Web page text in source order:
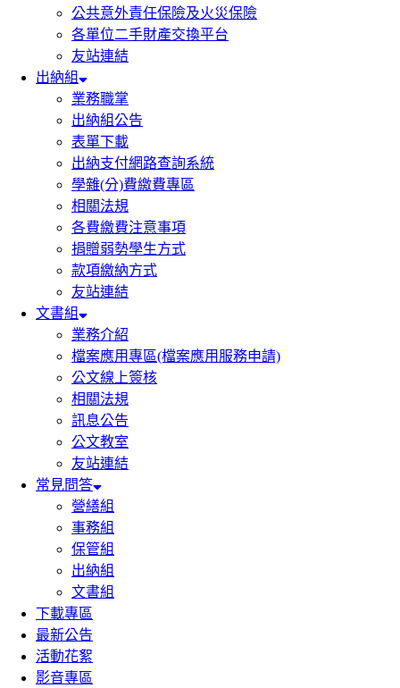
公共意外責任保險及火災保險
各單位二手財產交換平台
友站連結
出納組
業務職掌
出納組公告
表單下載
出納支付網路查詢系統
學雜(分)費繳費專區
相關法規
各費繳費注意事項
捐贈弱勢學生方式
款項繳納方式
友站連結
文書組
業務介紹
檔案應用專區(檔案應用服務申請)
公文線上簽核
相關法規
訊息公告
公文教室
友站連結
常見問答
營繕組
事務組
保管組
出納組
文書組
下載專區
最新公告
活動花絮
影音專區